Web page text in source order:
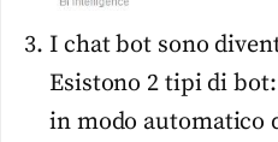
I chat bot sono
Esistono 2 tipi di
in modo automatico